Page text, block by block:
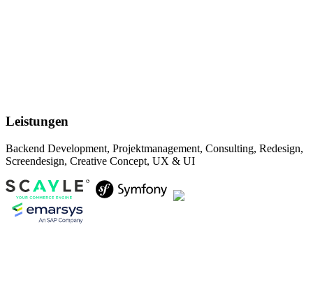
Leistungen
Backend Development, Projektmanagement, Consulting, Redesign,
Screendesign, Creative Concept, UX & UI